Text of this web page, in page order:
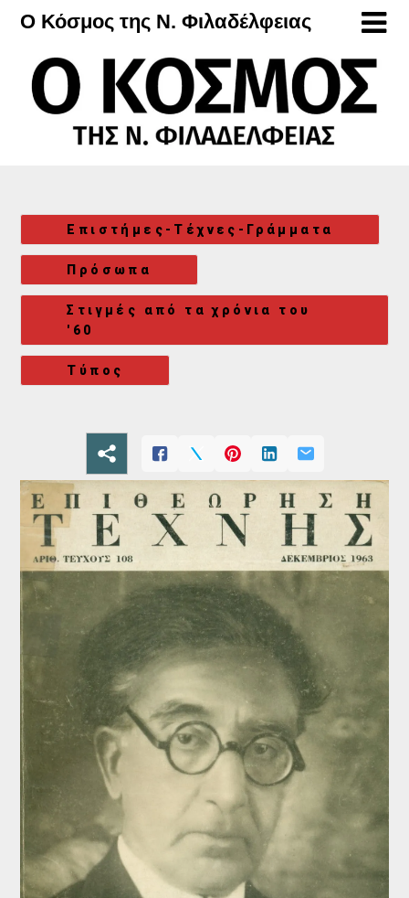
Μετάβαση
περιεχόμενο
Ο Κόσμος της Ν. Φιλαδέλφειας
Επιστήμες-Τέχνες-Γράμματα
Πρόσωπα
Στιγμές από τα χρόνια του
'60
Τύπος